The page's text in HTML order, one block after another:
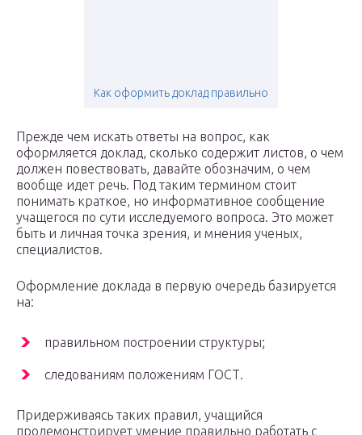
Как оформить доклад правильно
Прежде чем искать ответы на вопрос, как
оформляется доклад, сколько содержит листов, о чем
должен повествовать, давайте обозначим, о чем
вообще идет речь. Под таким термином стоит
понимать краткое, но информативное сообщение
учащегося по сути исследуемого вопроса. Это может
быть и личная точка зрения, и мнения ученых,
специалистов.
Оформление доклада в первую очередь базируется
на:
правильном построении структуры;
следованиям положениям ГОСТ.
Придерживаясь таких правил, учащийся
продемонстрирует умение правильно работать с